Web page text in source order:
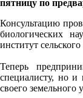
пятницу по
Консультацию
биологических
институт сельского
Теперь
специалисту, но и
своего земельного